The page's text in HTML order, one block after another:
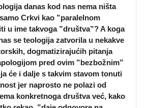
danas kod nas nema ništa
Crkvi kao ”paralelnom
u ime takvoga ”društva”? A koga
se teologija zatvorila u nekakve
dogmatizirajućih pitanja
pred ovim ”bezbožnim”
će i dalje s takvim stavom tonuti
jer naprosto ne polazi od
konkretnoga društva već, kako